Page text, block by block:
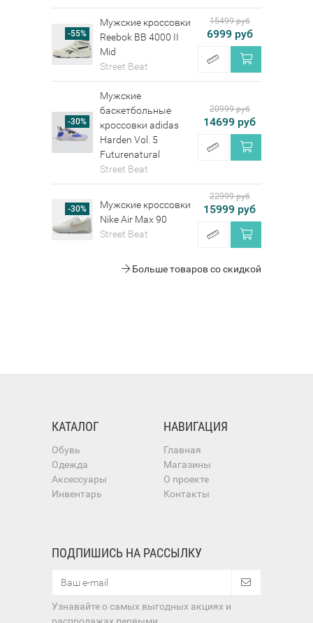
-55%
Мужские кроссовки
Reebok BB 4000 II
Mid
Street Beat
15499 руб
6999 руб
-30%
Мужские
баскетбольные
кроссовки adidas
Harden Vol. 5
Futurenatural
Street Beat
20999 руб
14699 руб
-30%
Мужские кроссовки
Nike Air Max 90
Street Beat
22999 руб
15999 руб
Больше товаров со скидкой
КАТАЛОГ
Обувь
Одежда
Аксессуары
Инвентарь
НАВИГАЦИЯ
Главная
Магазины
О проекте
Контакты
ПОДПИШИСЬ НА РАССЫЛКУ
Узнавайте о самых выгодных акциях и